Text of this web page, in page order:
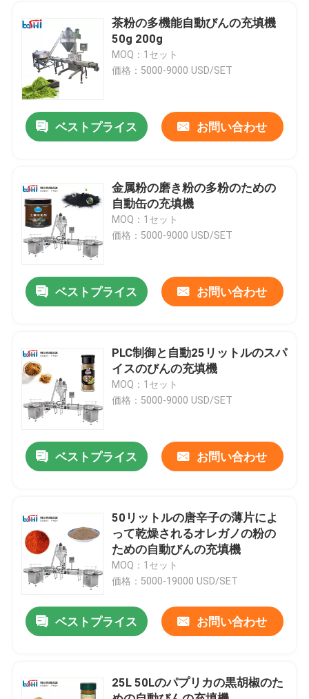
家
私たちに関しては
品質管理
お問い合わせ
引用を要求
粉末包装機
顆粒包装機
茶粉の多機能自動びんの充填機
50g 200g
MOQ：1セット
価格：5000-9000 USD/SET
ベストプライス お問い合わせ
金属粉の磨き粉の多粉のための
自動缶の充填機
MOQ：1セット
価格：5000-9000 USD/SET
ベストプライス お問い合わせ
PLC制御と自動25リットルのスパ
イスのびんの充填機
MOQ：1セット
価格：5000-9000 USD/SET
ベストプライス お問い合わせ
50リットルの唐辛子の薄片によ
って乾燥されるオレガノの粉の
ための自動びんの充填機
MOQ：1セット
価格：5000-19000 USD/SET
ベストプライス お問い合わせ
25L 50Lのパプリカの黒胡椒のた